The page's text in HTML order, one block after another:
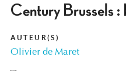
Century Brussels
AUTEUR(S)
Olivier de Maret